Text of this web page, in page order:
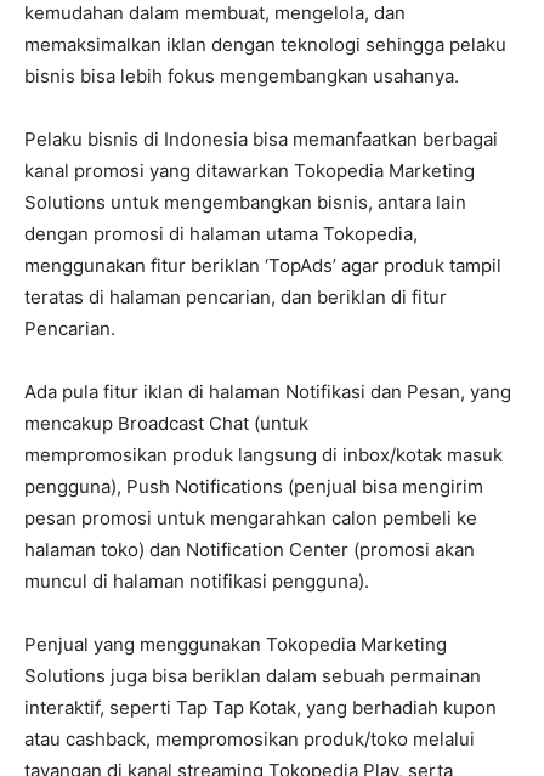
kemudahan dalam membuat, mengelola, dan
memaksimalkan iklan dengan teknologi sehingga pelaku
bisnis bisa lebih fokus mengembangkan usahanya.
Pelaku bisnis di Indonesia bisa memanfaatkan berbagai
kanal promosi yang ditawarkan Tokopedia Marketing
Solutions untuk mengembangkan bisnis, antara lain
dengan promosi di halaman utama Tokopedia,
menggunakan fitur beriklan ‘TopAds’ agar produk tampil
teratas di halaman pencarian, dan beriklan di fitur
Pencarian.
Ada pula fitur iklan di halaman Notifikasi dan Pesan, yang
mencakup Broadcast Chat (untuk
mempromosikan produk langsung di inbox/kotak masuk
pengguna), Push Notifications (penjual bisa mengirim
pesan promosi untuk mengarahkan calon pembeli ke
halaman toko) dan Notification Center (promosi akan
muncul di halaman notifikasi pengguna).
Penjual yang menggunakan Tokopedia Marketing
Solutions juga bisa beriklan dalam sebuah permainan
interaktif, seperti Tap Tap Kotak, yang berhadiah kupon
atau cashback, mempromosikan produk/toko melalui
tayangan di kanal streaming Tokopedia Play, serta